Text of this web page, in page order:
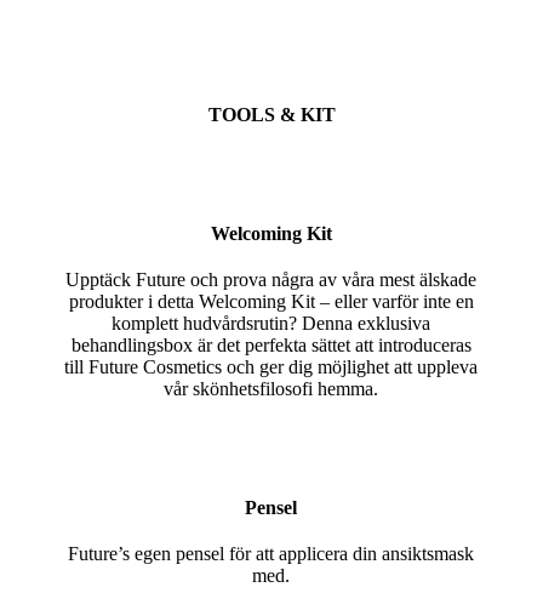
TOOLS & KIT
Welcoming Kit
Upptäck Future och prova några av våra mest älskade
produkter i detta Welcoming Kit – eller varför inte en
komplett hudvårdsrutin? Denna exklusiva
behandlingsbox är det perfekta sättet att introduceras
till Future Cosmetics och ger dig möjlighet att uppleva
vår skönhetsfilosofi hemma.
Pensel
Future’s egen pensel för att applicera din ansiktsmask
med.